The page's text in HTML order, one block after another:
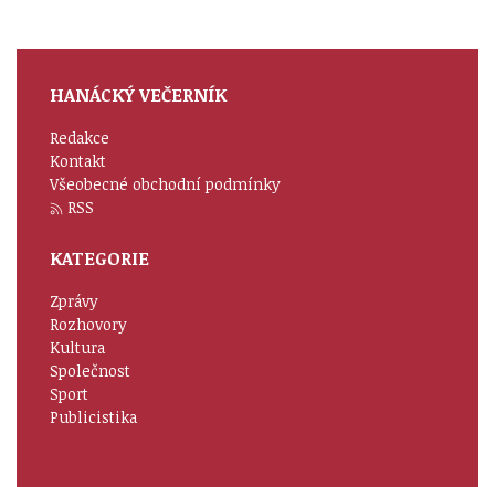
HANÁCKÝ VEČERNÍK
Redakce
Kontakt
Všeobecné obchodní podmínky
RSS
KATEGORIE
Zprávy
Rozhovory
Kultura
Společnost
Sport
Publicistika